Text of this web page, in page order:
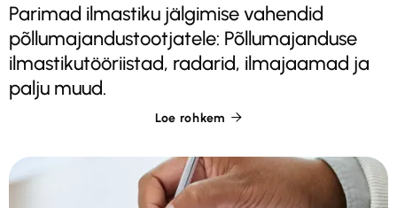
Parimad ilmastiku jälgimise vahendid
põllumajandustootjatele: Põllumajanduse
ilmastikutööriistad, radarid, ilmajaamad ja
palju muud.
Loe rohkem 